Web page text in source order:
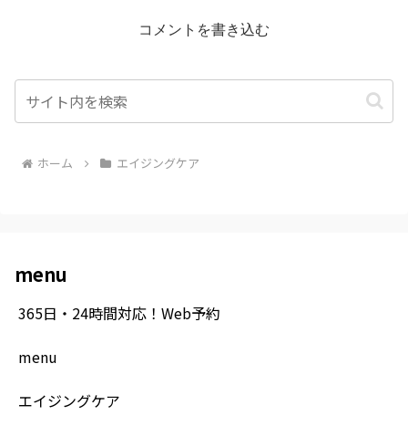
コメントを書き込む
ホーム エイジングケア
menu
365日・24時間対応！Web予約
menu
エイジングケア